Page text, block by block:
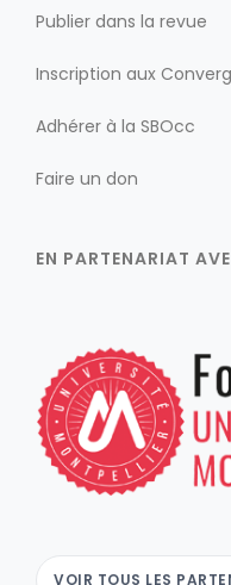
Publier dans la revue
Inscription aux
Adhérer à la SBOcc
Faire un don
EN PARTENARIAT
VOIR TOUS LES